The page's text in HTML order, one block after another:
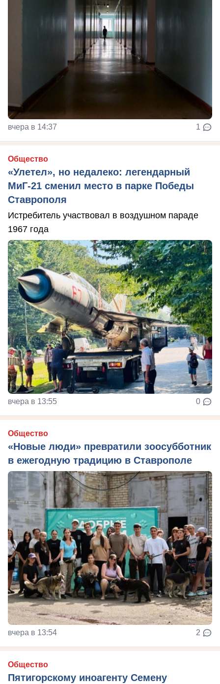
вчера в 14:37 1
Общество
«Улетел», но недалеко: легендарный
МиГ-21 сменил место в парке Победы
Ставрополя
Истребитель участвовал в воздушном параде
1967 года
вчера в 13:55 0
Общество
«Новые люди» превратили зоосубботник
в ежегодную традицию в Ставрополе
вчера в 13:54 2
Общество
Пятигорскому иноагенту Семену